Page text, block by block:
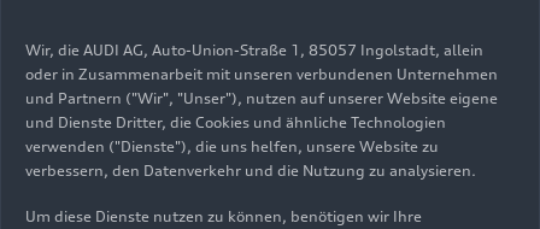
erhältliche S line Exterieurpaket bedient den
Wunsch der Kund_innen nach mehr Sportlichkeit.
Audi stattet den Q8 mit HD Matrix LED-
Scheinwerfern erstmals mit einem Laser als
Zusatzfernlicht aus. Dieser Scheinwerfer verfügt
zudem über ein digitales Tagfahrlicht mit
wählbaren Lichtsignaturen. Digitale OLED-
Medien-Set
Wir, die AUDI AG, Auto-Union-Straße 1, 85057 Ingolstadt, allein
oder in Zusammenarbeit mit unseren verbundenen Unternehmen
und Partnern ("Wir", "Unser"), nutzen auf unserer Website eigene
und Dienste Dritter, die Cookies und ähnliche Technologien
verwenden ("Dienste"), die uns helfen, unsere Website zu
verbessern, den Datenverkehr und die Nutzung zu analysieren.
Um diese Dienste nutzen zu können, benötigen wir Ihre